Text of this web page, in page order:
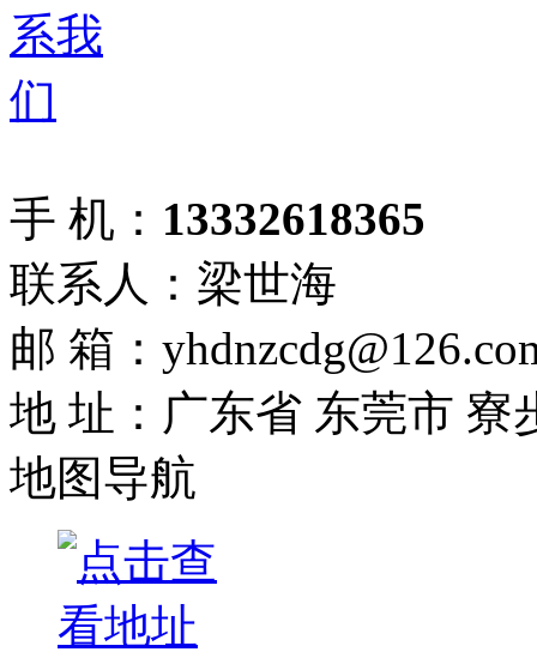
手 机： 13332618365
联系人：梁世海
邮 箱：
地 址：广东省 东莞市 寮
地图导航